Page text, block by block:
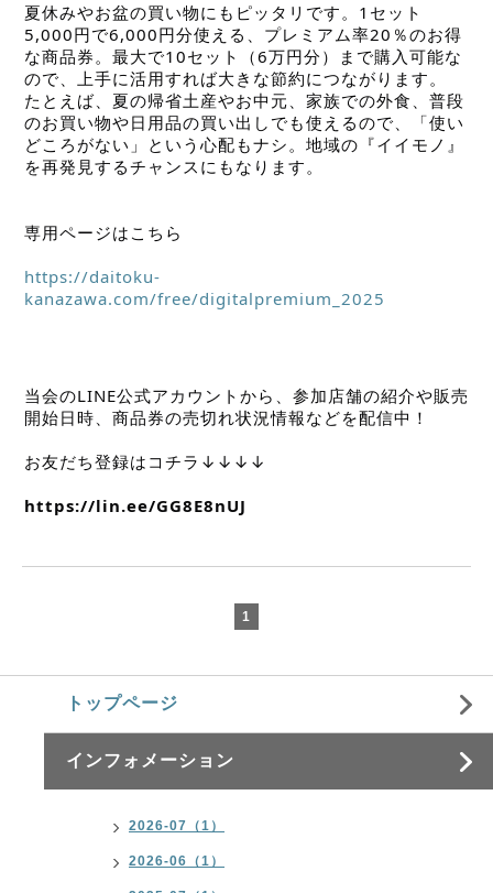
夏休みやお盆の買い物にもピッタリです。1セット
5,000円で6,000円分使える、プレミアム率20％のお得
な商品券。最大で10セット（6万円分）まで購入可能な
ので、上手に活用すれば大きな節約につながります。
たとえば、夏の帰省土産やお中元、家族での外食、普段
のお買い物や日用品の買い出しでも使えるので、「使い
どころがない」という心配もナシ。地域の『イイモノ』
を再発見するチャンスにもなります。
専用ページはこちら
https://daitoku-
kanazawa.com/free/digitalpremium_2025
当会のLINE公式アカウントから、参加店舗の紹介や販売
開始日時、商品券の売切れ状況情報などを配信中！
お友だち登録はコチラ↓↓↓↓
https://lin.ee/GG8E8nUJ
1
トップページ
インフォメーション
2026-07（1）
2026-06（1）